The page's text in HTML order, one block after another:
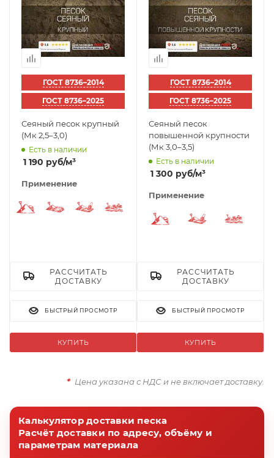
ГОСТ 8736–2014
ГОСТ 8736–2025
Сеяный песок крупный
(Мк 2,5–3,0)
Есть в наличии
1 190 руб/м³
Применение
Строительный песок
Песок под фундамент
Песок для подушки
КУПИТЬ
РАССЧИТАТЬ
ДОСТАВКУ
БЫСТРЫЙ ПРОСМОТР
ГОСТ 8736–2014
ГОСТ 8736–2025
Сеяный песок
повышенной крупности
(Мк 3,0–3,5)
Есть в наличии
1 300 руб/м³
Применение
Строительный песок
Песок для
КУПИТЬ
РАССЧИТАТЬ
ДОСТАВКУ
БЫСТРЫЙ ПРОСМОТР
* Цена указана с НДС и не включает доставку.
Калькулятор доставки песка
Расчёт доставки по адресу, объёму и
параметрам материала